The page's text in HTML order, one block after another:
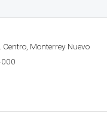
Monterrey Nuevo